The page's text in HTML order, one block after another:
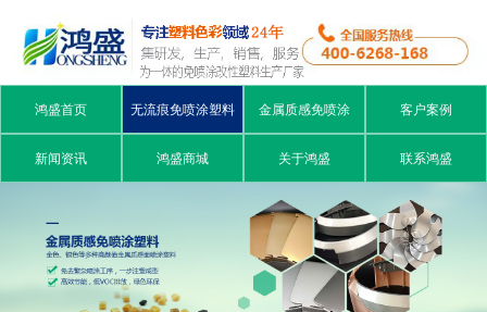
鸿盛首页 无流痕免喷涂塑料 金属质感免喷涂 客户案例
新闻资讯 鸿盛商城 关于鸿盛 联系鸿盛